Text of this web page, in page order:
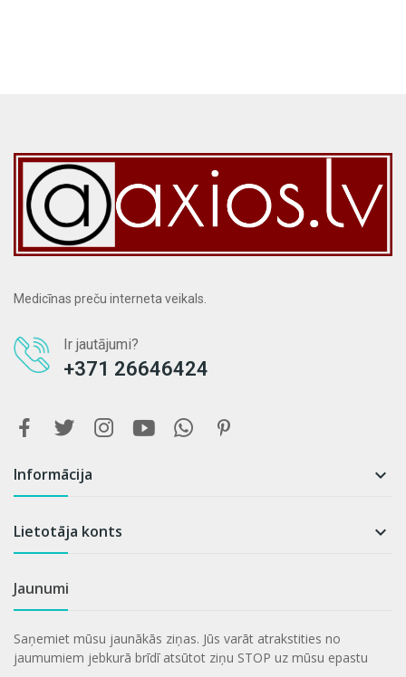
Medicīnas preču interneta veikals.
Ir jautājumi?
+371 26646424
Informācija 
Lietotāja konts 
Jaunumi
Saņemiet mūsu jaunākās ziņas. Jūs varāt atrakstities no
jaumumiem jebkurā brīdī atsūtot ziņu STOP uz mūsu epastu